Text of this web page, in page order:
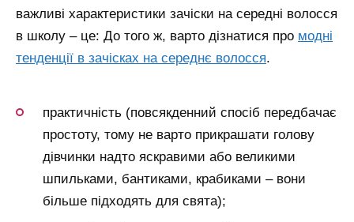
важливі характеристики зачіски на середні волосся
в школу – це: До того ж, варто дізнатися про модні
тенденції в зачісках на середнє волосся.
практичність (повсякденний спосіб передбачає
простоту, тому не варто прикрашати голову
дівчинки надто яскравими або великими
шпильками, бантиками, крабиками – вони
більше підходять для свята);